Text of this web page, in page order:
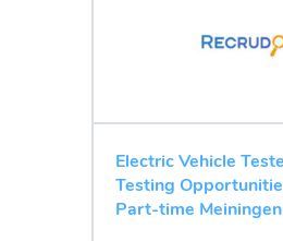
Electric Vehicle
Testing
Part-time Meiningen